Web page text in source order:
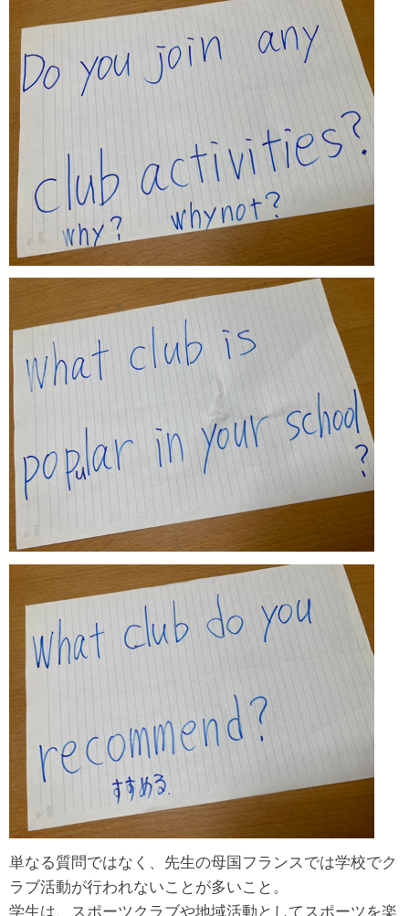
単なる質問ではなく、先生の母国フランスでは学校でク
ラブ活動が行われないことが多いこと。
学生は、スポーツクラブや地域活動としてスポーツを楽